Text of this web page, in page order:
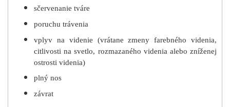
sčervenanie tváre
poruchu trávenia
vplyv na videnie (vrátane zmeny farebného videnia,
citlivosti na svetlo, rozmazaného videnia alebo zníženej
ostrosti videnia)
plný nos
závrat